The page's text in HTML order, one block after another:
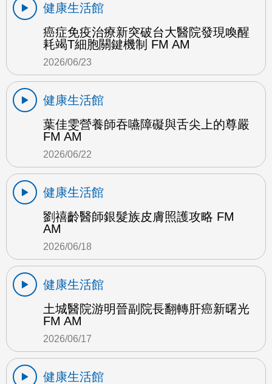
健康生活館
癌症免疫治療新突破台大醫院發現喚醒
耗竭T細胞關鍵機制 FM AM
2026/06/23
健康生活館
葉佳雯營養師吞嚥障礙與舌尖上的尊嚴
FM AM
2026/06/22
健康生活館
劉禧齡醫師銀髮族皮膚照護攻略 FM
AM
2026/06/18
健康生活館
土城醫院游明晉副院長翻轉肝癌新曙光
FM AM
2026/06/17
健康生活館